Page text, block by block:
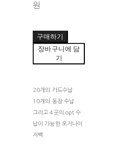
원
구매하기
장바구니에 담
기
20개의 카드수납
10개의 동장 수납
그리고 4곳의 opt 수
납이 가능한 오거나이
저백